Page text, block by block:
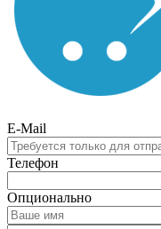
E-Mail
Телефон
Опционально